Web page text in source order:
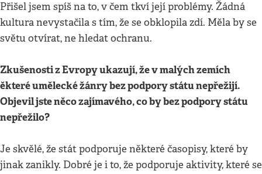
Přišel jsem spíš na to, v čem tkví její problémy. Žádná
kultura nevystačila s tím, že se obklopila zdí. Měla by se
světu otvírat, ne hledat ochranu.
Zkušenosti z Evropy ukazují, že v malých zemích
ěkteré umělecké žánry bez podpory státu nepřežijí.
Objevil jste něco zajímavého, co by bez podpory státu
nepřežilo?
Je skvělé, že stát podporuje některé časopisy, které by
jinak zanikly. Dobré je i to, že podporuje aktivity, které se